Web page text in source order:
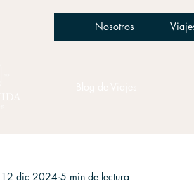
Nosotros
12 dic 2024 5 min de lectura